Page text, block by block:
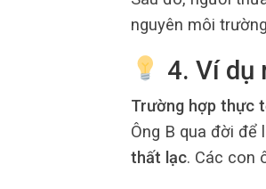
nguyên môi
4. Ví dụ
Trường hợp thực
Ông B qua đời để
thất lạc. Các con